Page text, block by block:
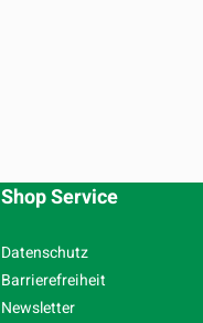
Shop Service
Datenschutz
Barrierefreiheit
Newsletter